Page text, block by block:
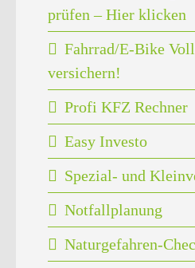
prüfen – Hier klicken
Fahrrad/E-Bike
versichern!
Profi KFZ Rechner
Easy Investo
Spezial- und
Notfallplanung
Naturgefahren-